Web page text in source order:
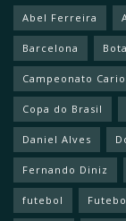
Abel Ferreira
Barcelona
Campeonato
Copa do Brasil
Daniel Alves
Fernando Diniz
futebol